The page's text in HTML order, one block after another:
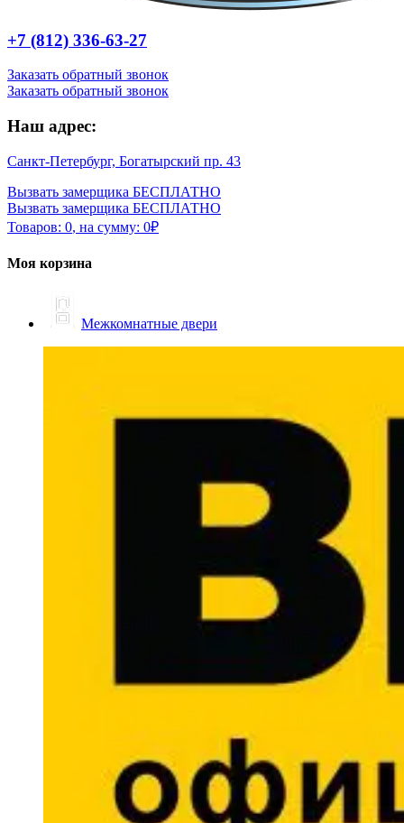
+7 (812) 336-63-27
Заказать обратный звонок
Заказать обратный звонок
Наш адрес:
Санкт-Петербург, Богатырский пр. 43
Вызвать замерщика БЕСПЛАТНО
Вызвать замерщика БЕСПЛАТНО
Товаров: 0, на сумму: 0₽
Моя корзина
Межкомнатные двери